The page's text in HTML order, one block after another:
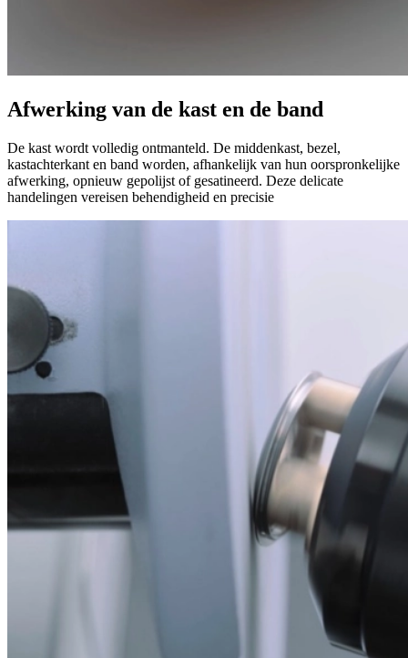
Afwerking van de kast en de band
De kast wordt volledig ontmanteld. De middenkast, bezel,
kastachterkant en band worden, afhankelijk van hun oorspronkelijke
afwerking, opnieuw gepolijst of gesatineerd. Deze delicate
handelingen vereisen behendigheid en precisie